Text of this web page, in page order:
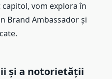
vom explora în
Brand Ambassador și
și a notorietății